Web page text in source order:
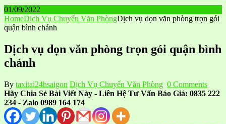
01/09/2022
HomeDịch Vụ Chuyển Văn PhòngDịch vụ dọn văn phòng trọn gói
quận bình chánh
Dịch vụ dọn văn phòng trọn gói quận bình
chánh
By taxitai24hsaigon Dịch Vụ Chuyển Văn Phòng 0 Comments
Hãy Chia Sẻ Bài Viết Này - Liên Hệ Tư Vấn Báo Giá: 0835 222
234 - Zalo 0989 164 174